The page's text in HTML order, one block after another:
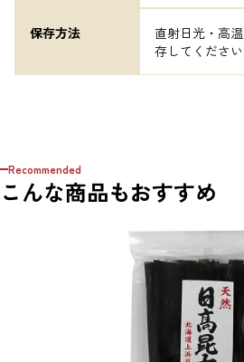
保存方法
直射日光・高
存してください
Recommended
こんな商品もおすすめ